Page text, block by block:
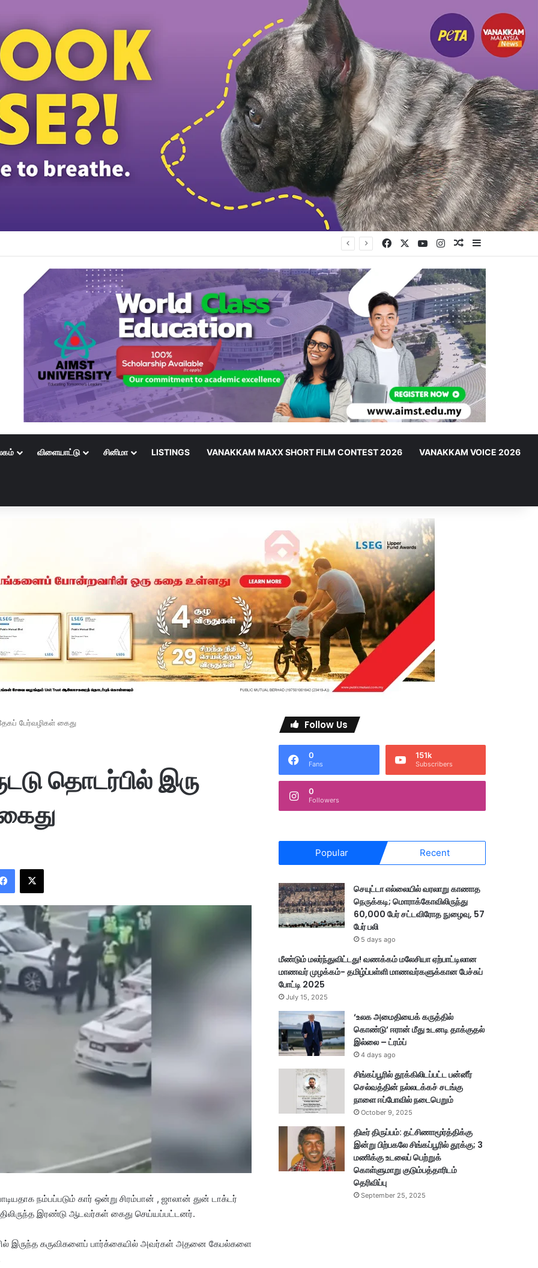
தலைவர் விடுதலை: தனியார் நிலத்தில் அத்துமீறி நுழைந்த வழக்கு தள்ளுபடி Facebook YouTubeInstagramRandom Article
விளையாட்டு சினிமா LISTINGS VANAKKAM MAXX SHORT FILM CONTEST 2026 VANAKKAM VOICE 2026
பேர்வழிகள் கைது
தொடர்பில் இரு
நம்பப்படும் கார் ஒன்று சிரம்பான் , ஜாலான் துன் டாக்டர்
இரண்டு ஆடவர்கள் கைது செய்யப்பட்டனர்.
இருந்த கருவிகளைப் பார்க்கையில் அவர்கள் அதனை கேபல்களை
Follow Us
0
Fans
151k
Subscribers
0
Followers
Popular Recent
செயுட்டா எல்லையில் வரலாறு காணாத
நெருக்கடி; மொராக்கோவிலிருந்து
60,000 பேர் சட்டவிரோத நுழைவு, 57
பேர் பலி
5 days ago
மீண்டும் மலர்ந்துவிட்டது! வணக்கம் மலேசியா ஏற்பாட்டிலான
மாணவர் முழக்கம்- தமிழ்ப்பள்ளி மாணவர்களுக்கான பேச்சுப்
போட்டி 2025
July 15, 2025
‘உலக அமைதியைக் கருத்தில்
கொண்டு’ ஈரான் மீது உடனடி தாக்குதல்
இல்லை – ட்ரம்ப்
4 days ago
சிங்கப்பூரில் தூக்கிலிடப்பட்ட பன்னீர்
செல்வத்தின் நல்லடக்கச் சடங்கு
நாளை ஈப்போவில் நடைபெறும்
October 9, 2025
திடீர் திருப்பம்: தட்சிணாமூர்த்திக்கு
இன்று பிற்பகலே சிங்கப்பூரில் தூக்கு; 3
மணிக்கு உடலைப் பெற்றுக்
கொள்ளுமாறு குடும்பத்தாரிடம்
தெரிவிப்பு
September 25, 2025